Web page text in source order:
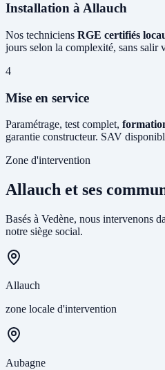
Installation à Allauch
Nos techniciens RGE certifiés
jours selon la complexité, sans salir
4
Mise en service
Paramétrage, test complet,
garantie constructeur. SAV
Zone d'intervention
Allauch et ses
Basés à Vedène, nous intervenons
notre siège social.
Allauch
zone locale d'intervention
Aubagne